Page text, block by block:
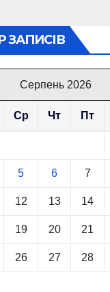
ЗАПИСІВ
Серпень 2026
Ср Чт Пт
5 6 7
12 13 14
19 20 21
26 27 28